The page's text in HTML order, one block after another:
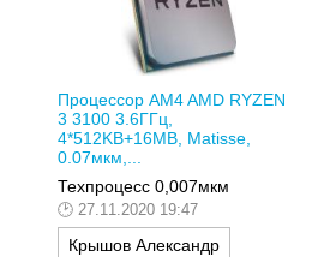
Процессор AM4 AMD RYZEN
3 3100 3.6ГГц,
4*512KB+16MB, Matisse,
0.07мкм,...
Техпроцесс 0,007мкм
27.11.2020 19:47
Крышов Александр